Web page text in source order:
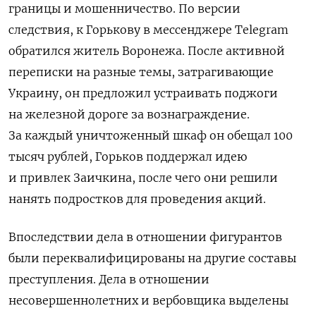
границы и мошенничество. По версии
следствия, к Горькову в мессенджере Telegram
обратился житель Воронежа. После активной
переписки на разные темы, затрагивающие
Украину, он предложил устраивать поджоги
на железной дороге за вознаграждение.
За каждый уничтоженный шкаф он обещал 100
тысяч рублей, Горьков поддержал идею
и привлек Заичкина, после чего они решили
нанять подростков для проведения акций.
Впоследствии дела в отношении фигурантов
были переквалифицированы на другие составы
преступления. Дела в отношении
несовершеннолетних и вербовщика выделены